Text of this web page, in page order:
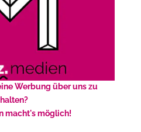
Werbung über uns zu
macht's möglich!